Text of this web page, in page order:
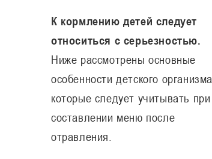
К кормлению детей следует
относиться с серьезностью.
Ниже рассмотрены основные
особенности детского организма,
которые следует учитывать при
составлении меню после
отравления.